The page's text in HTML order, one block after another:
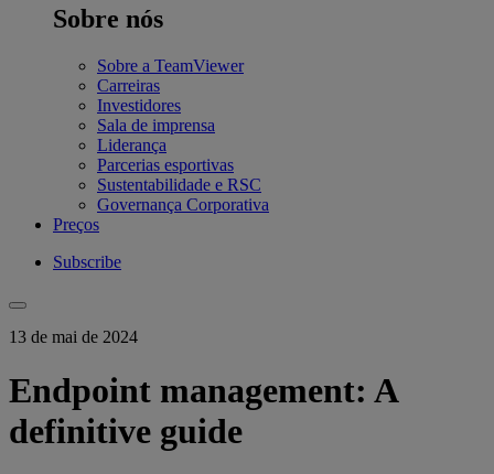
Sobre nós
Sobre a TeamViewer
Carreiras
Investidores
Sala de imprensa
Liderança
Parcerias esportivas
Sustentabilidade e RSC
Governança Corporativa
Preços
Subscribe
13 de mai de 2024
Endpoint management: A
definitive guide